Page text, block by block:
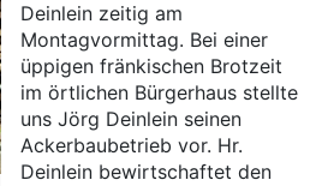
Deinlein zeitig am
Montagvormittag. Bei einer
üppigen fränkischen Brotzeit
im örtlichen Bürgerhaus stellte
uns Jörg Deinlein seinen
Ackerbaubetrieb vor. Hr.
Deinlein bewirtschaftet den